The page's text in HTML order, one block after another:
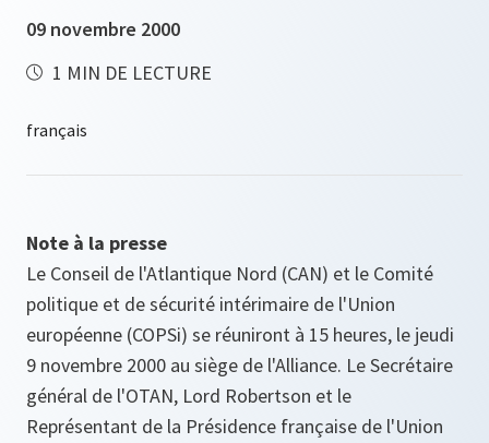
09 novembre 2000
1 MIN DE LECTURE
Note à la presse
Le Conseil de l'Atlantique Nord (CAN) et le Comité
politique et de sécurité intérimaire de l'Union
européenne (COPSi) se réuniront à 15 heures, le jeudi
9 novembre 2000 au siège de l'Alliance. Le Secrétaire
général de l'OTAN, Lord Robertson et le
Représentant de la Présidence française de l'Union